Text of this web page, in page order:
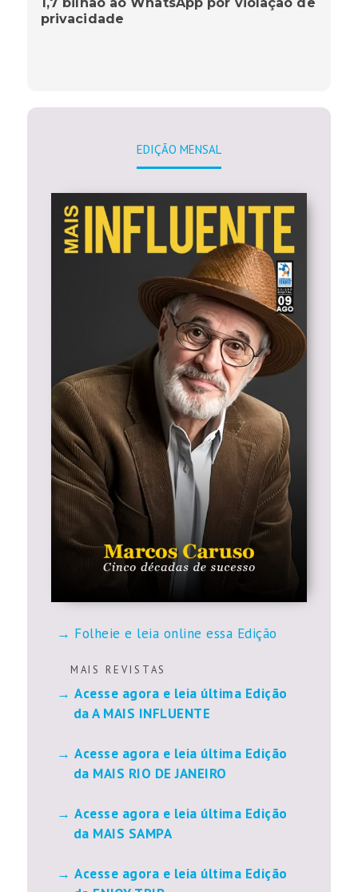
1,7 bilhão ao WhatsApp por violação de
privacidade
EDIÇÃO MENSAL
Folheie e leia online essa Edição
M A I S R E V I S T A S
Acesse agora e leia última Edição
da A MAIS INFLUENTE
Acesse agora e leia última Edição
da MAIS RIO DE JANEIRO
Acesse agora e leia última Edição
da MAIS SAMPA
Acesse agora e leia última Edição